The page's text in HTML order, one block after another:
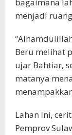
bagaimana
menjadi
Beru melihat
ujar Bahtiar,
matanya
Lahan ini,
Pemprov